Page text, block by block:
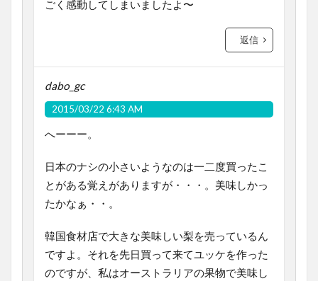
ごく感動してしまいましたよ〜
返信
dabo_gc
2015/03/22 6:43 AM
へーーー。
日本のナシの小さいようなのは一二度買ったこ
とがある覚えがありますが・・・。美味しかっ
たかなぁ・・。
韓国食材店で大きな美味しい梨を売っているん
ですよ。それを先日買って来てユッケを作った
のですが、私はオーストラリアの果物で美味し